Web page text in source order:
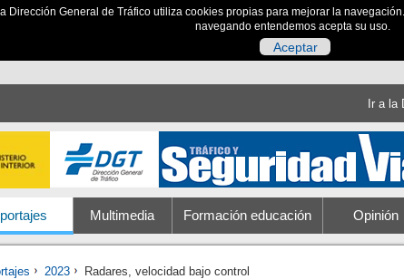
Dirección General de Tráfico utiliza cookies propias para mejorar la
navegando entendemos acepta su uso.
Aceptar
Ir a la
Multimedia Formación educación Opinión
2023 Radares, velocidad bajo control